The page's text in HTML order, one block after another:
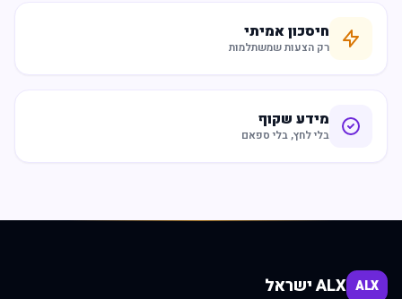
חיסכון אמיתי
רק הצעות שמשתלמות
מידע שקוף
בלי לחץ, בלי ספאם
ALX ALX ישראל